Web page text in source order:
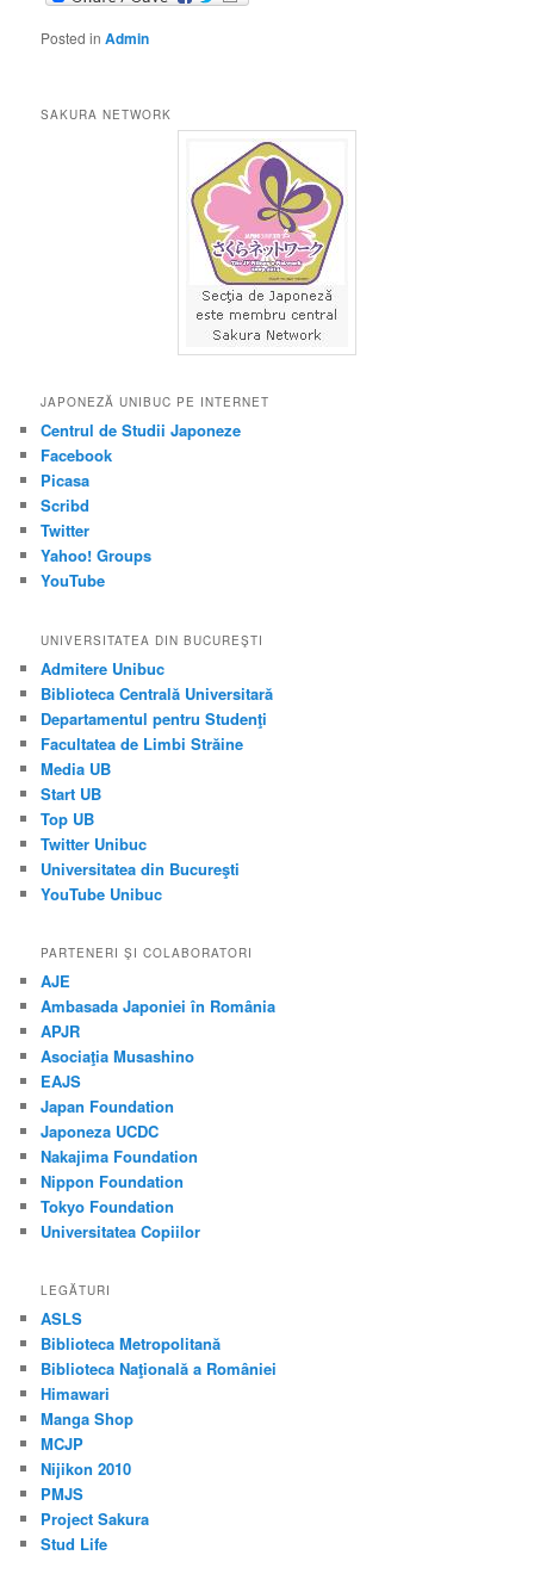
Posted in Admin
SAKURA NETWORK
JAPONEZĂ UNIBUC PE INTERNET
Centrul de Studii Japoneze
Facebook
Picasa
Scribd
Twitter
Yahoo! Groups
YouTube
UNIVERSITATEA DIN BUCUREŞTI
Admitere Unibuc
Biblioteca Centrală Universitară
Departamentul pentru Studenţi
Facultatea de Limbi Străine
Media UB
Start UB
Top UB
Twitter Unibuc
Universitatea din Bucureşti
YouTube Unibuc
PARTENERI ŞI COLABORATORI
AJE
Ambasada Japoniei în România
APJR
Asociaţia Musashino
EAJS
Japan Foundation
Japoneza UCDC
Nakajima Foundation
Nippon Foundation
Tokyo Foundation
Universitatea Copiilor
LEGĂTURI
ASLS
Biblioteca Metropolitană
Biblioteca Naţională a României
Himawari
Manga Shop
MCJP
Nijikon 2010
PMJS
Project Sakura
Stud Life